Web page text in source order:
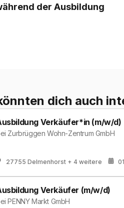
der Ausbildung
dich auch
Verkäufer*in (m/w/d)
Zurbrüggen Wohn-Zentrum GmbH
27755 Delmenhorst + 4 weitere
Verkäufer (m/w/d)
PENNY Markt GmbH